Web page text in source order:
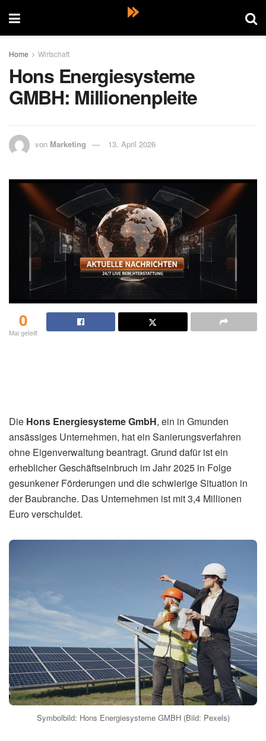
Home Wirtschaft
Hons Energiesysteme
GMBH: Millionenpleite
von Marketing 13. April 2026
0
Mal geteilt
Die Hons Energiesysteme GmbH, ein in Gmunden
ansässiges Unternehmen, hat ein Sanierungsverfahren
ohne Eigenverwaltung beantragt. Grund dafür ist ein
erheblicher Geschäftseinbruch im Jahr 2025 in Folge
gesunkener Förderungen und die schwierige Situation in
der Baubranche. Das Unternehmen ist mit 3,4 Millionen
Euro verschuldet.
Symbolbild: Hons Energiesysteme GMBH (Bild: Pexels)